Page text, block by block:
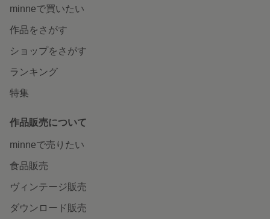
minneで買いたい
作品をさがす
ショップをさがす
ランキング
特集
作品販売について
minneで売りたい
食品販売
ヴィンテージ販売
ダウンロード販売